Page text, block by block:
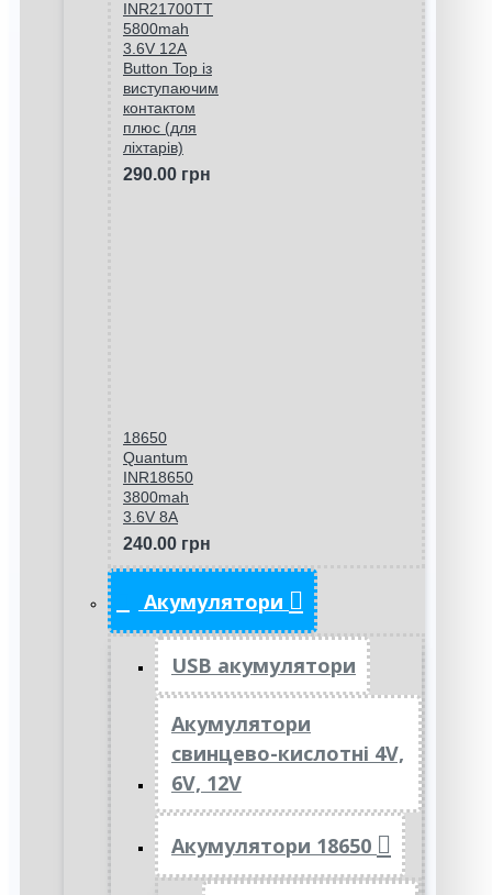
INR21700TT
5800mah
3.6V 12A
Button Top із
виступаючим
контактом
плюс (для
ліхтарів)
290.00 грн
18650
Quantum
INR18650
3800mah
3.6V 8A
240.00 грн
Акумулятори
USB акумулятори
Акумулятори
свинцево-кислотні 4V,
6V, 12V
Акумулятори 18650